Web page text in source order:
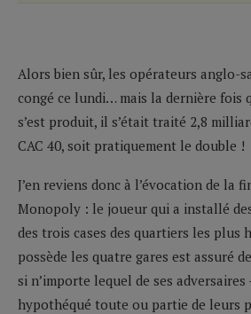
Alors bien sûr, les opérateurs anglo-
congé ce lundi… mais la dernière fois
s’est produit, il s’était traité 2,8
CAC 40, soit pratiquement le double !
J’en reviens donc à l’évocation de la
Monopoly : le joueur qui a installé
des trois cases des quartiers les plus
possède les quatre gares est assuré
si n’importe lequel de ses
hypothéqué toute ou partie de leurs